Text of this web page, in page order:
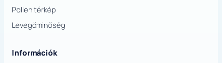
Pollen térkép
Levegőminőség
Információk